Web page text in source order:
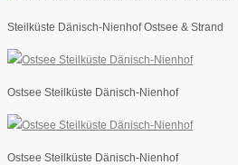
Steilküste Dänisch-Nienhof Ostsee & Strand
Ostsee Steilküste Dänisch-Nienhof
Ostsee Steilküste Dänisch-Nienhof